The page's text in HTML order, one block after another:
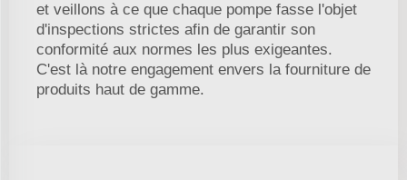
et veillons à ce que chaque pompe fasse l'objet
d'inspections strictes afin de garantir son
conformité aux normes les plus exigeantes.
C'est là notre engagement envers la fourniture de
produits haut de gamme.